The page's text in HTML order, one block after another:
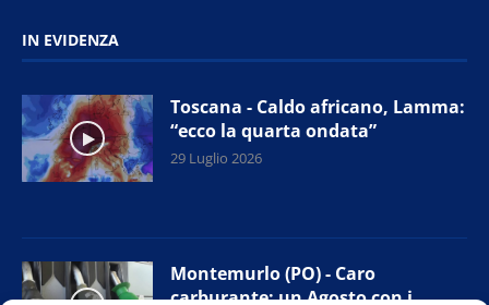
IN EVIDENZA
Toscana - Caldo africano, Lamma:
“ecco la quarta ondata”
29 Luglio 2026
Montemurlo (PO) - Caro
carburante: un Agosto con i